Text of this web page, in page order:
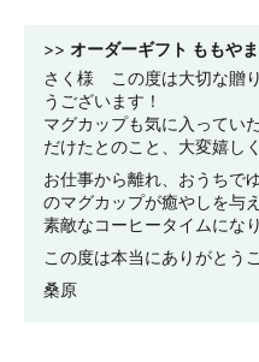
>> オーダーギフト ももやま
さく様 この度は大切な贈
うございます！
マグカップも気に入ってい
だけたとのこと、大変嬉し
お仕事から離れ、おうちで
のマグカップが癒やしを与
素敵なコーヒータイムにな
この度は本当にありがとう
桑原